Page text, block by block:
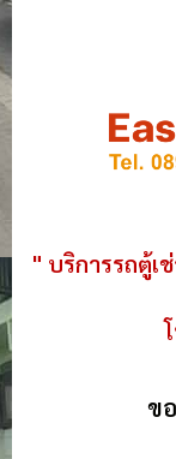
" บริการรถตู้เ
ข